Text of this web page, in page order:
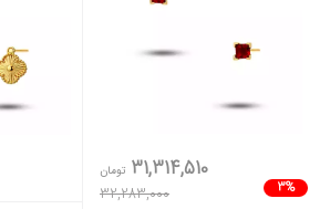
3%
31,314,510 تومان
32,283,000